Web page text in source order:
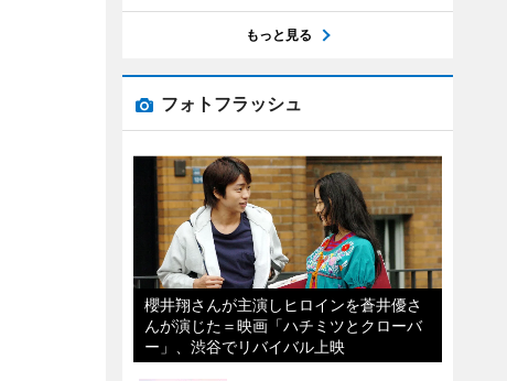
もっと見る
フォトフラッシュ
櫻井翔さんが主演しヒロインを蒼井優さ
んが演じた＝映画「ハチミツとクローバ
ー」、渋谷でリバイバル上映